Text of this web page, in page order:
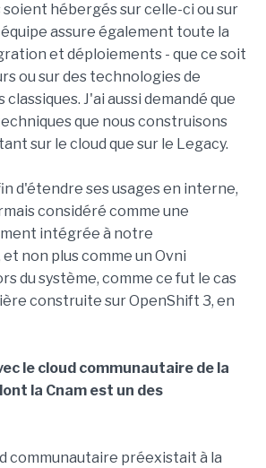
soient hébergés sur celle-ci ou sur
assure également toute la
et déploiements - que ce soit
ou sur des technologies de
J'ai aussi demandé que
que nous construisons
sur le cloud que sur le Legacy.
d'étendre ses usages en interne,
considéré comme une
intégrée à notre
non plus comme un Ovni
du système, comme ce fut le cas
construite sur OpenShift 3, en
le cloud communautaire de la
la Cnam est un des
communautaire préexistait à la